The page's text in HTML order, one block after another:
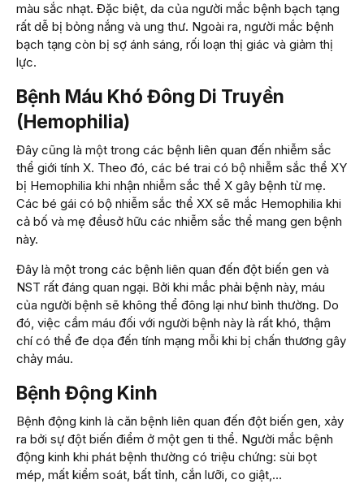
màu sắc nhạt. Đặc biệt, da của người mắc bệnh bạch tạng
rất dễ bị bỏng nắng và ung thư. Ngoài ra, người mắc bệnh
bạch tạng còn bị sợ ánh sáng, rối loạn thị giác và giảm thị
lực.
Bệnh Máu Khó Đông Di Truyền
(Hemophilia)
Đây cũng là một trong các bệnh liên quan đến nhiễm sắc
thể giới tính X. Theo đó, các bé trai có bộ nhiễm sắc thể XY
bị Hemophilia khi nhận nhiễm sắc thể X gây bệnh từ mẹ.
Các bé gái có bộ nhiễm sắc thể XX sẽ mắc Hemophilia khi
cả bố và mẹ đềusở hữu các nhiễm sắc thể mang gen bệnh
này.
Đây là một trong các bệnh liên quan đến đột biến gen và
NST rất đáng quan ngại. Bởi khi mắc phải bệnh này, máu
của người bệnh sẽ không thể đông lại như bình thường. Do
đó, việc cầm máu đối với người bệnh này là rất khó, thậm
chí có thể đe dọa đến tính mạng mỗi khi bị chấn thương gây
chảy máu.
Bệnh Động Kinh
Bệnh động kinh là căn bệnh liên quan đến đột biến gen, xảy
ra bởi sự đột biến điểm ở một gen ti thể. Người mắc bệnh
động kinh khi phát bệnh thường có triệu chứng: sùi bọt
mép, mất kiểm soát, bất tỉnh, cắn lưỡi, co giật,…